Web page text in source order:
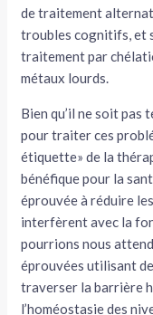
de traitement
troubles cognitifs, et
traitement par
métaux lourds.
Bien qu’il ne soit
pour traiter ces
étiquette» de la
bénéfique pour la
éprouvée à réduire
interfèrent avec la
pourrions nous
éprouvées utilisant
traverser la barrière
l’homéostasie des